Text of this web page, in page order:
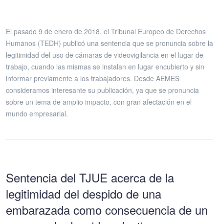
El pasado 9 de enero de 2018, el Tribunal Europeo de Derechos
Humanos (TEDH) publicó una sentencia que se pronuncia sobre la
legitimidad del uso de cámaras de videovigilancia en el lugar de
trabajo, cuando las mismas se instalan en lugar encubierto y sin
informar previamente a los trabajadores. Desde AEMES
consideramos interesante su publicación, ya que se pronuncia
sobre un tema de amplio impacto, con gran afectación en el
mundo empresarial.
Sentencia del TJUE acerca de la
legitimidad del despido de una
embarazada como consecuencia de un